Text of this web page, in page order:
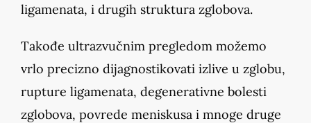
ligamenata, i drugih struktura zglobova.
Takođe ultrazvučnim pregledom možemo
vrlo precizno dijagnostikovati izlive u zglobu,
rupture ligamenata, degenerativne bolesti
zglobova, povrede meniskusa i mnoge druge